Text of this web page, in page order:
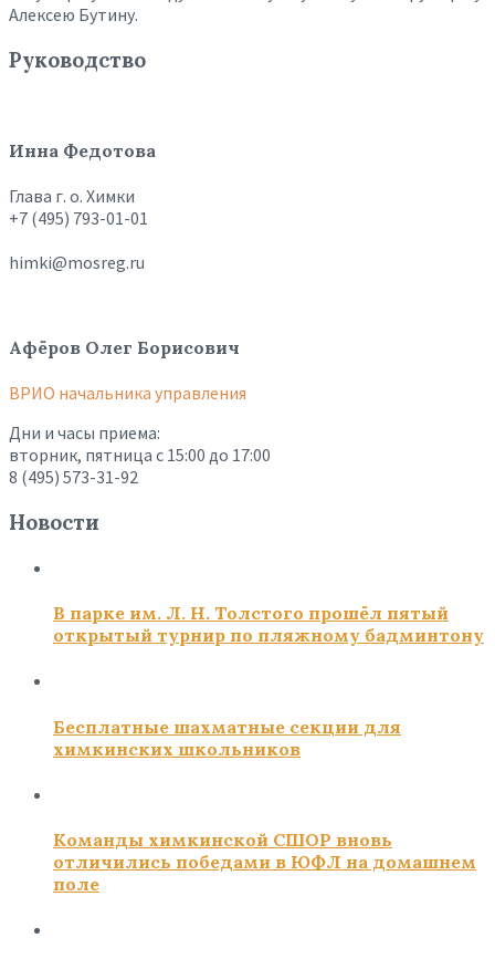
Алексею Бутину.
Руководство
Инна Федотова
Глава г. о. Химки
+7 (495) 793-01-01
himki@mosreg.ru
Афёров Олег Борисович
ВРИО начальника управления
Дни и часы приема:
вторник, пятница с 15:00 до 17:00
8 (495) 573-31-92
Новости
В парке им. Л. Н. Толстого прошёл пятый
открытый турнир по пляжному бадминтону
Бесплатные шахматные секции для
химкинских школьников
Команды химкинской СШОР вновь
отличились победами в ЮФЛ на домашнем
поле